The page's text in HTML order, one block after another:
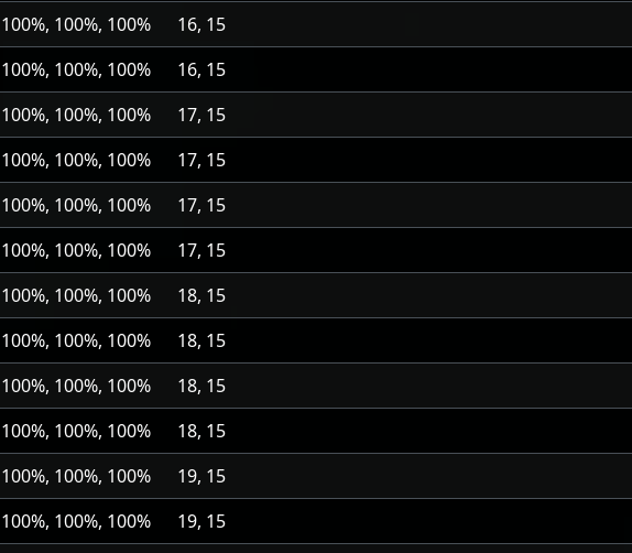
100%, 100%, 100% 16, 15
100%, 100%, 100% 16, 15
100%, 100%, 100% 17, 15
100%, 100%, 100% 17, 15
100%, 100%, 100% 17, 15
100%, 100%, 100% 17, 15
100%, 100%, 100% 18, 15
100%, 100%, 100% 18, 15
100%, 100%, 100% 18, 15
100%, 100%, 100% 18, 15
100%, 100%, 100% 19, 15
100%, 100%, 100% 19, 15